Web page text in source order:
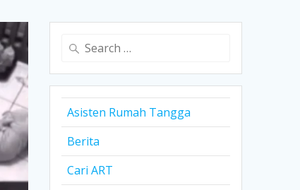
Search
Asisten Rumah Tangga
Berita
Cari ART